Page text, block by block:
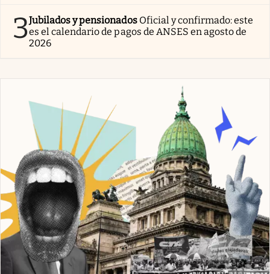
3Jubilados y pensionados Oficial y confirmado: este
es el calendario de pagos de ANSES en agosto de
2026